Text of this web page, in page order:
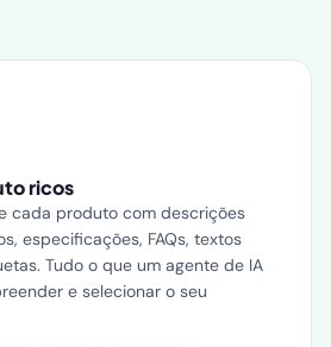
ricos
cada produto com descrições
especificações, FAQs, textos
Tudo o que um agente de IA
e selecionar o seu